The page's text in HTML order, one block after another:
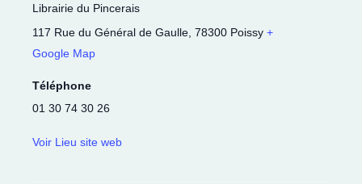
Librairie du Pincerais
117 Rue du Général de Gaulle 78300 Poissy +
Google Map
Téléphone
01 30 74 30 26
Voir Lieu site web